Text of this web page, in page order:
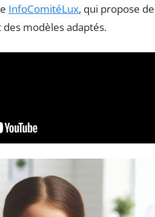
InfoComitéLux, qui propose
modèles adaptés.